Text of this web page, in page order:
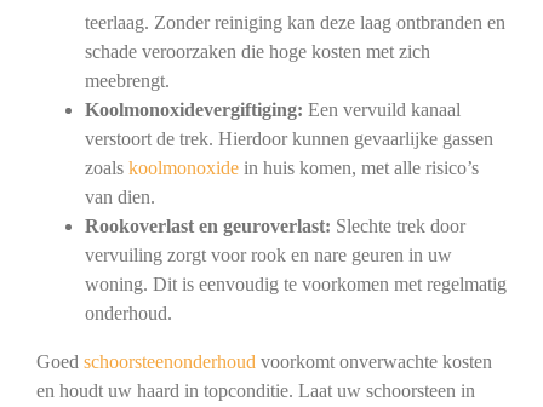
teerlaag. Zonder reiniging kan deze laag ontbranden en
schade veroorzaken die hoge kosten met zich
meebrengt.
Koolmonoxidevergiftiging: Een vervuild kanaal
verstoort de trek. Hierdoor kunnen gevaarlijke gassen
zoals koolmonoxidein huis komen, met alle risico’s
van dien.
Rookoverlast en geuroverlast: Slechte trek door
vervuiling zorgt voor rook en nare geuren in uw
woning. Dit is eenvoudig te voorkomen met regelmatig
onderhoud.
Goed schoorsteenonderhoud voorkomt onverwachte kosten
en houdt uw haard in topconditie. Laat uw schoorsteen in